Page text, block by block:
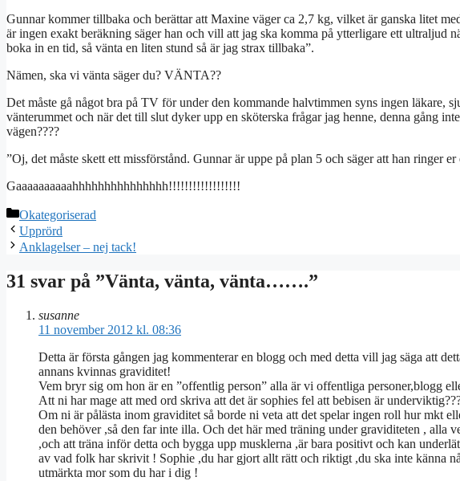
Gunnar kommer tillbaka och berättar att Maxine väger ca 2,7 kg, vilket är ganska litet
är ingen exakt beräkning säger han och vill att jag ska komma på ytterligare ett ultraljud
boka in en tid, så vänta en liten stund så är jag strax tillbaka”.
Nämen, ska vi vänta säger du? VÄNTA??
Det måste gå något bra på TV för under den kommande halvtimmen syns ingen läkare,
vänterummet och när det till slut dyker upp en sköterska frågar jag henne, denna gång
vägen????
”Oj, det måste skett ett missförstånd. Gunnar är uppe på plan 5 och säger att han ringer
Gaaaaaaaaaahhhhhhhhhhhhhhh!!!!!!!!!!!!!!!!!!
Kategorier
Okategoriserad
Upprörd
Anklagelser – nej tack!
31 svar på ”Vänta, vänta, vänta…….”
susanne
11 november 2012 kl. 08:36
Detta är första gången jag kommenterar en blogg och med detta vill jag säga att
annans kvinnas graviditet!
Vem bryr sig om hon är en ”offentlig person” alla är vi offentliga personer,blogg
Att ni har mage att med ord skriva att det är sophies fel att bebisen är
Om ni är pålästa inom graviditet så borde ni veta att det spelar ingen roll hur mkt
den behöver ,så den far inte illa. Och det här med träning under graviditeten , alla
,och att träna inför detta och bygga upp musklerna ,är bara positivt och kan
av vad folk har skrivit ! Sophie ,du har gjort allt rätt och riktigt ,du ska inte känna
utmärkta mor som du har i dig !